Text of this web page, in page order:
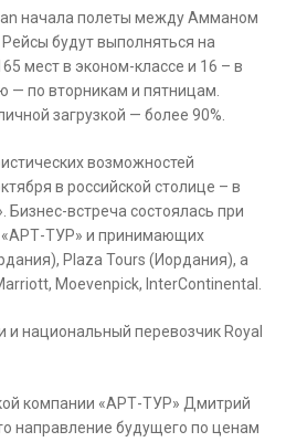
начала полеты между Амманом
будут выполняться на
мест в эконом-классе и 16 – в
— по вторникам и пятницам.
загрузкой — более 90%.
возможностей
в российской столице – в
Бизнес-встреча состоялась при
«АРТ-ТУР» и принимающих
Plaza Tours (Иордания), а
Moevenpick, InterContinental.
и национальный перевозчик Royal
компании «АРТ-ТУР» Дмитрий
направление будущего по ценам